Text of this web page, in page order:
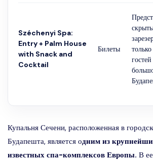
Széchenyi Spa:
Entry + Palm House
with Snack and
Cocktail
Билеты
Купальня Сечени, расположенная в
Будапешта, является одним из
известных спа-комплексов Европы. В